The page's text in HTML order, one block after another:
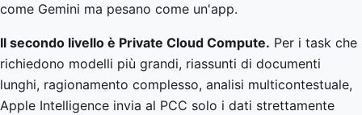
come Gemini ma pesano come un'app.
Il secondo livello è Private Cloud Compute. Per i task che
richiedono modelli più grandi, riassunti di documenti
lunghi, ragionamento complesso, analisi multicontestuale,
Apple Intelligence invia al PCC solo i dati strettamente